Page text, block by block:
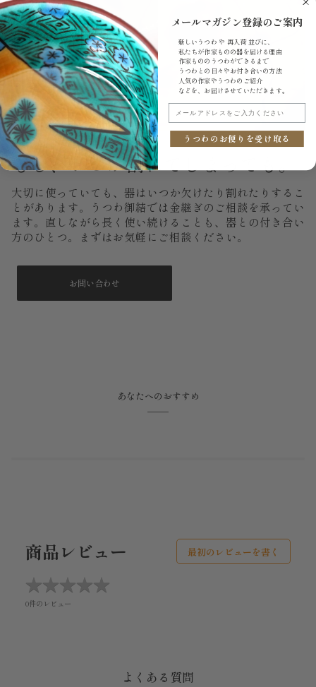
もし、いつか割れてしまっても。
大切に使っていても、器はいつか欠けたり割れたりするこ
とがあります。うつわ御結では金継ぎのご相談を承ってい
ます。直しながら長く使い続けることも、器との付き合い
方のひとつ。まずはお気軽にご相談ください。
お問い合わせ
あなたへのおすすめ
商品レビュー 最初のレビューを書く
★★★★★
★★★★★
0件のレビュー
よくある質問
メールマガジン登録のご案内
新しいうつわ や 再入荷 並びに、
私たちが作家ものの器を届ける理由
作家もののうつわができるまで
うつわとの日々やお付き合いの方法
人気の作家やうつわのご紹介
などを、お届けさせていただきます。
メールアドレスをご入力ください
うつわのお便りを受け取る